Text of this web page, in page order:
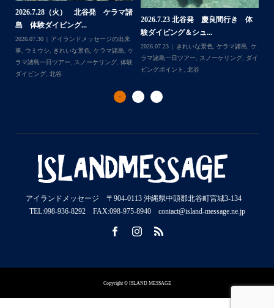
Follow on Instagram
2026.7.28（火） 北谷発 ケラマ諸
島 体験ダイビング...
2026.07.30
アイランドメッセージの出来
事, ウミウシ, きれいな景色, ケラマ諸島, ケ
ラマ諸島一日ツアー, スノーケリング, 体験
ダイビング, 北谷
2026.7.23 北谷発 慶良間行き 体
験ダイビング＆シュ...
2026.07.23 きれいな景色, ケラマ諸島, ケ
ラマ諸島一日ツアー, スノーケリング, ダイ
ビングポイント, 北谷
アイランドメッセージ 〒904-0113 沖縄県中頭郡北谷町宮城3-134
TEL:098-936-8292 FAX:098-975-8940 contact@island-message.ne.jp
Copyright © ISLAND MESSAGE